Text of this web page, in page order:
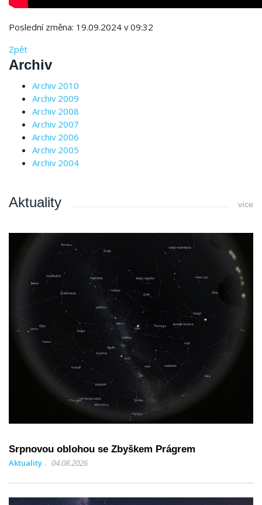
Poslední změna: 19.09.2024 v 09:32
Zpět
Archiv
Archiv 2010
Archiv 2009
Archiv 2008
Archiv 2007
Archiv 2006
Archiv 2005
Archiv 2004
Aktuality více
Srpnovou oblohou se Zbyškem Prágrem
Aktuality 04.08.2026